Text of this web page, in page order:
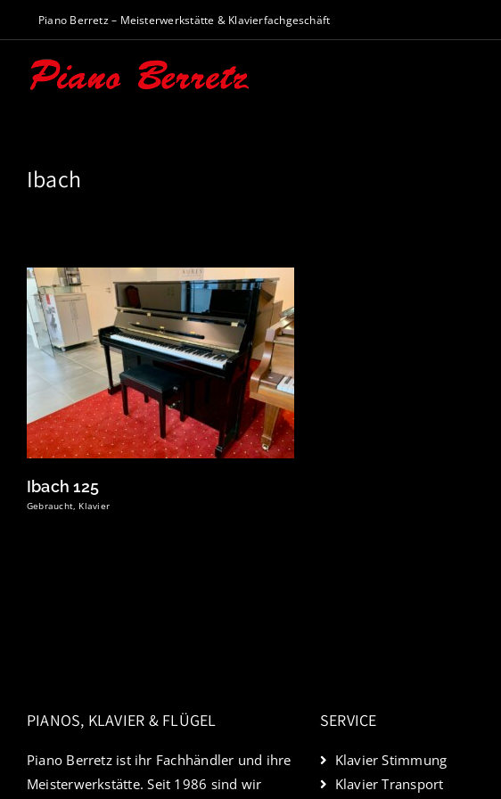
Inhalt
springen
Piano Berretz – Meisterwerkstätte & Klavierfachgeschäft
Ibach
Ibach 125
Gebraucht, Klavier
PIANOS, KLAVIER & FLÜGEL
Piano Berretz ist ihr Fachhändler und ihre
Meisterwerkstätte. Seit 1986 sind wir
SERVICE
Klavier Stimmung
Klavier Transport